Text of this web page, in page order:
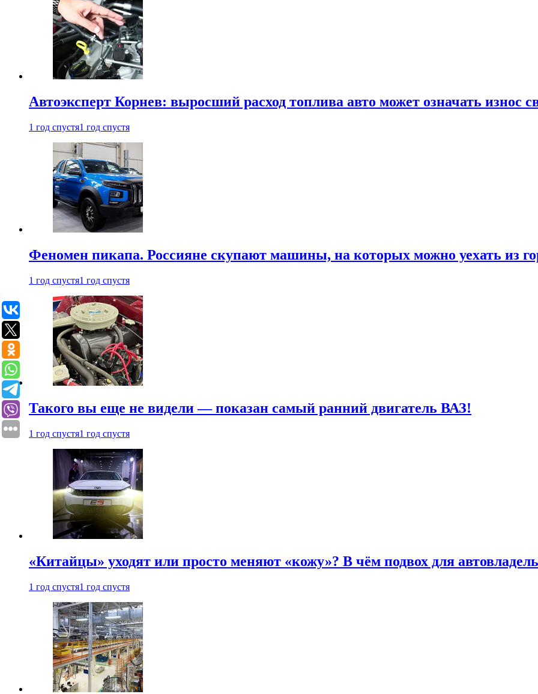
Автоэксперт Корнев: выросший расход топлива авто может означать износ
1 год спустя1 год спустя
Феномен пикапа. Россияне скупают машины, на которых можно уехать из
1 год спустя1 год спустя
Такого вы еще не видели — показан самый ранний двигатель ВАЗ!
1 год спустя1 год спустя
«Китайцы» уходят или просто меняют «кожу»? В чём подвох для
1 год спустя1 год спустя